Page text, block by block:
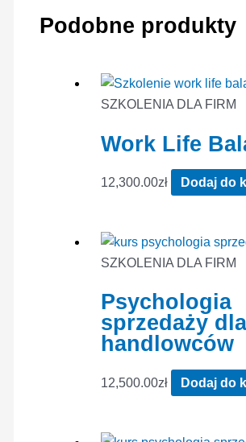
Podobne produkty
SZKOLENIA DLA FIRM
Work Life
12,300.00zł Dodaj do
SZKOLENIA DLA FIRM
Psychologia
sprzedaży dla
handlowców
12,500.00zł Dodaj do